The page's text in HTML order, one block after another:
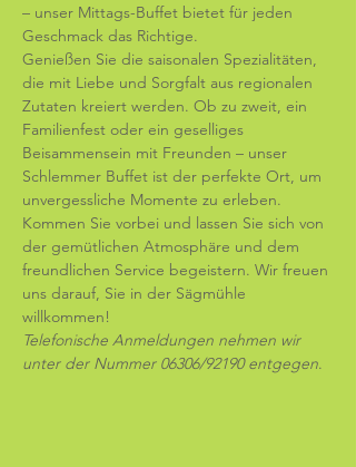
– unser Mittags-Buffet bietet für jeden
Geschmack das Richtige.
Genießen Sie die saisonalen Spezialitäten,
die mit Liebe und Sorgfalt aus regionalen
Zutaten kreiert werden. Ob zu zweit, ein
Familienfest oder ein geselliges
Beisammensein mit Freunden – unser
Schlemmer Buffet ist der perfekte Ort, um
unvergessliche Momente zu erleben.
Kommen Sie vorbei und lassen Sie sich von
der gemütlichen Atmosphäre und dem
freundlichen Service begeistern. Wir freuen
uns darauf, Sie in der Sägmühle
willkommen!
Telefonische Anmeldungen nehmen wir
unter der Nummer 06306/92190 entgegen.